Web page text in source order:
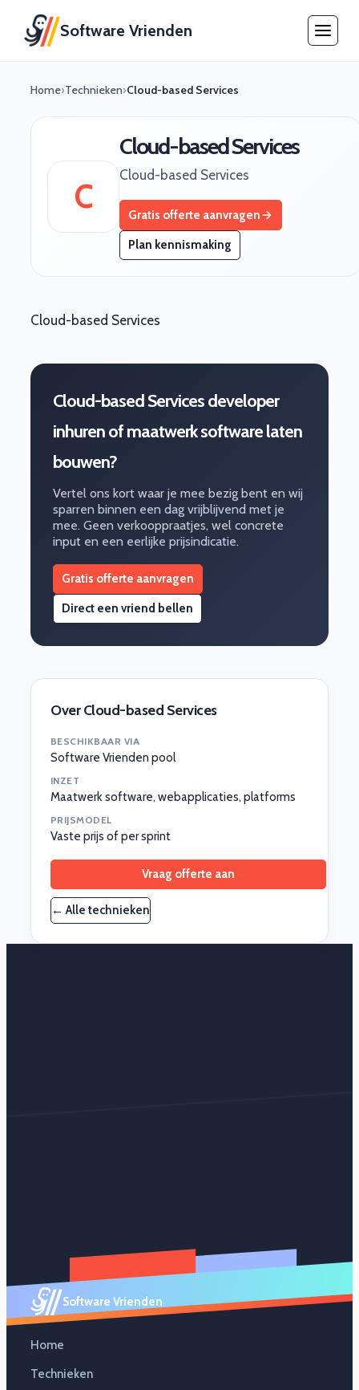
Software Vrienden
Home›Technieken›Cloud-based Services
C
Cloud-based Services
Cloud-based Services
Gratis offerte aanvragen
Plan kennismaking
Cloud-based Services
Cloud-based Services developer
inhuren of maatwerk software laten
bouwen?
Vertel ons kort waar je mee bezig bent en wij
sparren binnen een dag vrijblijvend met je
mee. Geen verkooppraatjes, wel concrete
input en een eerlijke prijsindicatie.
Gratis offerte aanvragen
Direct een vriend bellen
Over Cloud-based Services
BESCHIKBAAR VIA
Software Vrienden pool
INZET
Maatwerk software, webapplicaties, platforms
PRIJSMODEL
Vaste prijs of per sprint
Vraag offerte aan
← Alle technieken
Software Vrienden
Home
Technieken